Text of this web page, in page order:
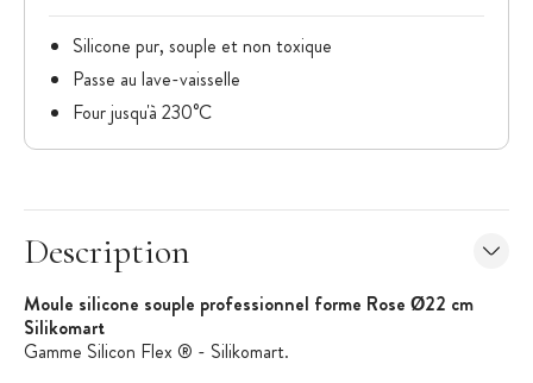
Silicone pur, souple et non toxique
Passe au lave-vaisselle
Four jusqu'à 230°C
Description
Moule silicone souple professionnel forme Rose Ø22 cm
Silikomart
Gamme Silicon Flex ® - Silikomart.